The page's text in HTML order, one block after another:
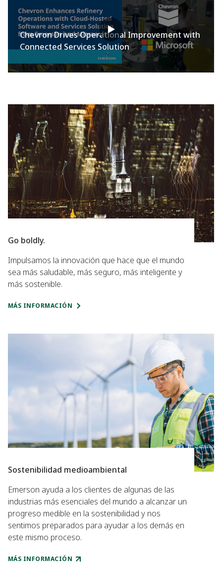
Chevron Drives Operational Improvement with
Connected Services Solution
Go boldly.
Impulsamos la innovación que hace que el mundo
sea más saludable, más seguro, más inteligente y
más sostenible.
MÁS INFORMACIÓN
Sostenibilidad medioambiental
Emerson ayuda a los clientes de algunas de las
industrias más esenciales del mundo a alcanzar un
progreso medible en la sostenibilidad y nos
sentimos preparados para ayudar a los demás en
este mismo proceso.
MÁS INFORMACIÓN